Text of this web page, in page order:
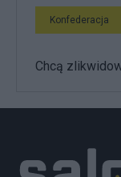
Konfederacja
Chcą